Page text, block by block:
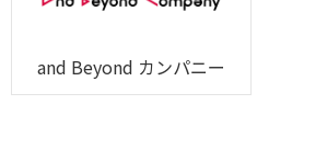
and Beyond カンパニー